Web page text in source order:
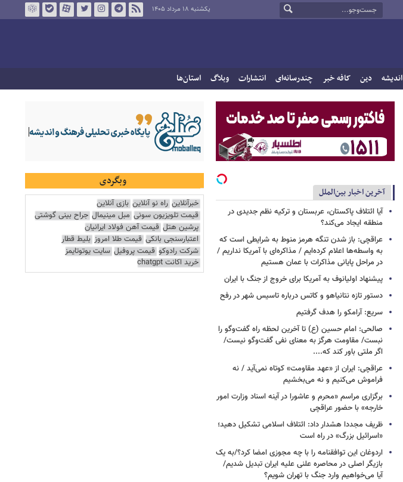
یکشنبه ۱۸ مرداد ۱۴۰۵
اندیشه دین کافه خبر چندرسانه‌ای انتشارات وبلاگ استان‌ها
آخرین اخبار بین‌الملل
آیا ائتلاف پاکستان، عربستان و ترکیه نظم جدیدی در
منطقه ایجاد می‌کند؟
عراقچی: باز شدن تنگه هرمز منوط به شرایطی است که
به واسطه‌ها اعلام کرده‌ایم / مذاکره‌ای با آمریکا نداریم /
در مراحل پایانی مذاکرات با عمان هستیم
پیشنهاد اولیانوف به آمریکا برای خروج از جنگ با ایران
دستور تازه نتانیاهو و کاتس درباره تاسیس شهر در رفح
سریع: آرامکو را هدف گرفتیم
صالحی: امام حسین (ع) تا آخرین لحظه راه گفت‌وگو را
نبست/ مقاومت هرگز به معنای نفی گفت‌وگو نیست/
اگر ملتی باور کند که....
عراقچی: ایران از «عهد مقاومت» کوتاه نمی‌آید / نه
فراموش می‌کنیم و نه می‌بخشیم
برگزاری مراسم «محرم و عاشورا در آینه اسناد وزارت امور
خارجه» با حضور عراقچی
ظریف مجددا هشدار داد: ائتلاف اسلامی تشکیل دهید؛
«اسرائیل بزرگ» در راه است
اردوغان این توافقنامه را با چه مجوزی امضا کرد؟/به یک
بازیگر اصلی در محاصره علنی علیه ایران تبدیل شدیم/
آیا می‌خواهیم وارد جنگ با تهران شویم؟
وبگردی
خبرآنلاین راه نو آنلاین بازی آنلاین
قیمت تلویزیون سونی مبل مینیمال جراح بینی گوشتی
پرشین هتل قیمت آهن فولاد ایرانیان
اعتبارسنجی بانکی قیمت طلا امروز بلیط قطار
شرکت رادوکو قیمت پروفیل سایت یوتوتایمز
خرید اکانت chatgpt